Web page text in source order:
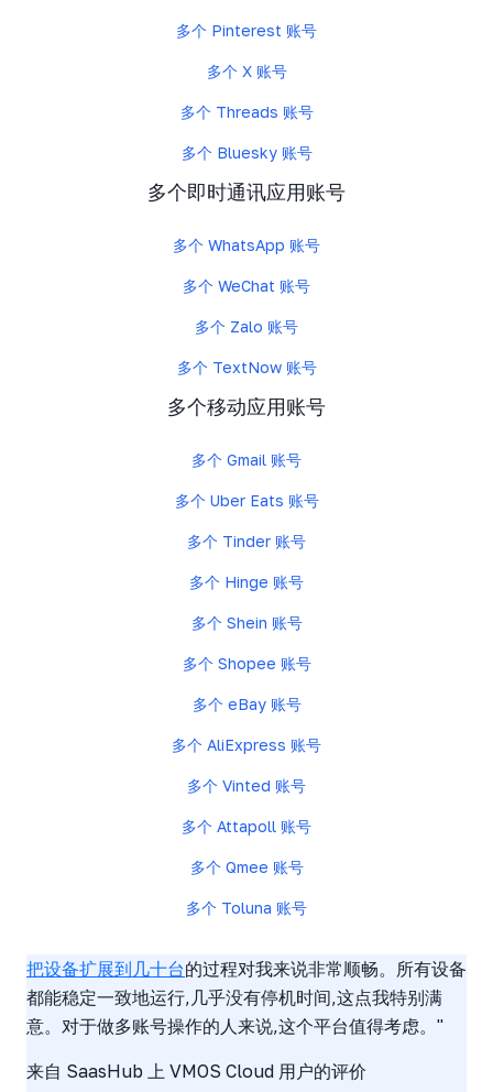
多个 Pinterest 账号
多个 X 账号
多个 Threads 账号
多个 Bluesky 账号
多个即时通讯应用账号
多个 WhatsApp 账号
多个 WeChat 账号
多个 Zalo 账号
多个 TextNow 账号
多个移动应用账号
多个 Gmail 账号
多个 Uber Eats 账号
多个 Tinder 账号
多个 Hinge 账号
多个 Shein 账号
多个 Shopee 账号
多个 eBay 账号
多个 AliExpress 账号
多个 Vinted 账号
多个 Attapoll 账号
多个 Qmee 账号
多个 Toluna 账号
把设备扩展到几十台的过程对我来说非常顺畅。所有设备
都能稳定一致地运行,几乎没有停机时间,这点我特别满
意。对于做多账号操作的人来说,这个平台值得考虑。"
来自 SaasHub 上 VMOS Cloud 用户的评价